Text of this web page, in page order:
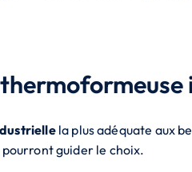
la plus adéquate aux
guider le choix.